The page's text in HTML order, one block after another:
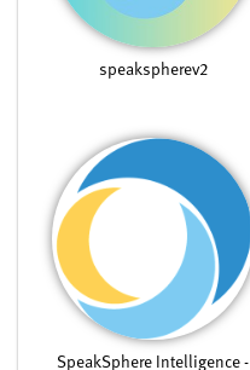
speakspherev2
SpeakSphere Intelligence -